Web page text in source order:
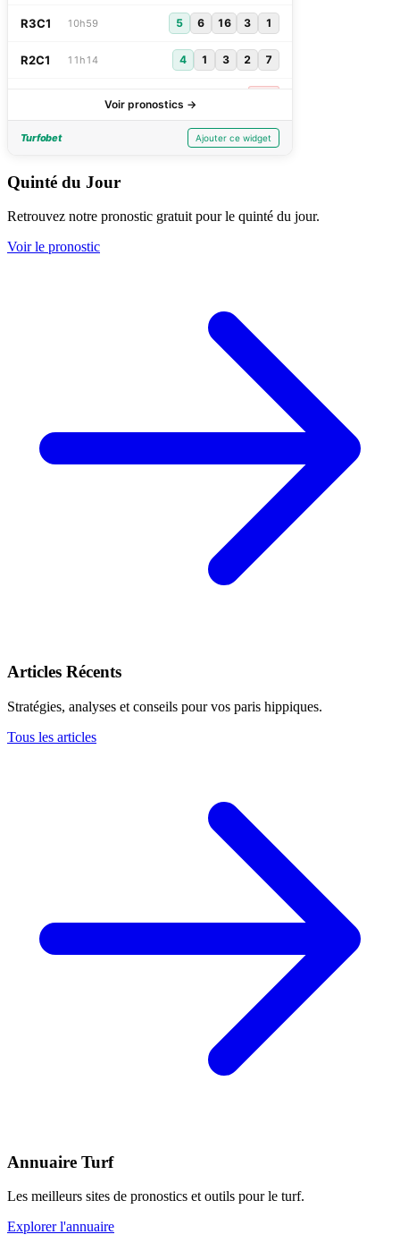
Quinté du Jour
Retrouvez notre pronostic gratuit pour le quinté du jour.
Voir le pronostic
Articles Récents
Stratégies, analyses et conseils pour vos paris hippiques.
Tous les articles
Annuaire Turf
Les meilleurs sites de pronostics et outils pour le turf.
Explorer l'annuaire